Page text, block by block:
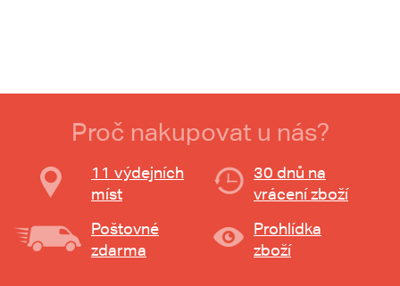
Proč nakupovat u nás?
11 výdejních
míst
30 dnů na
vrácení zboží
Poštovné
zdarma
Prohlídka
zboží